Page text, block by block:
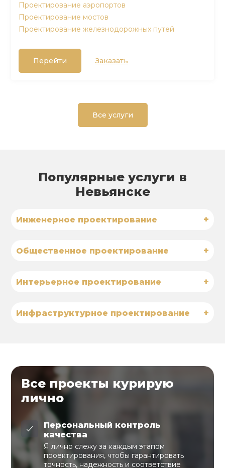
Проектирование аэропортов
Проектирование мостов
Проектирование железнодорожных путей
Перейти Заказать
Все услуги
Популярные услуги в
Невьянске
Инженерное проектирование +
Общественное проектирование +
Интерьерное проектирование +
Инфраструктурное проектирование +
Все проекты курирую
лично
Персональный контроль
качества
Я лично слежу за каждым этапом
проектирования, чтобы гарантировать
точность, надежность и соответствие